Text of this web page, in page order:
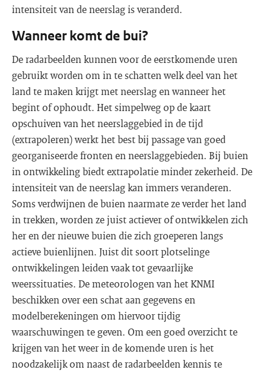
intensiteit van de neerslag is veranderd.
Wanneer komt de bui?
De radarbeelden kunnen voor de eerstkomende uren
gebruikt worden om in te schatten welk deel van het
land te maken krijgt met neerslag en wanneer het
begint of ophoudt. Het simpelweg op de kaart
opschuiven van het neerslaggebied in de tijd
(extrapoleren) werkt het best bij passage van goed
georganiseerde fronten en neerslaggebieden. Bij buien
in ontwikkeling biedt extrapolatie minder zekerheid. De
intensiteit van de neerslag kan immers veranderen.
Soms verdwijnen de buien naarmate ze verder het land
in trekken, worden ze juist actiever of ontwikkelen zich
her en der nieuwe buien die zich groeperen langs
actieve buienlijnen. Juist dit soort plotselinge
ontwikkelingen leiden vaak tot gevaarlijke
weerssituaties. De meteorologen van het KNMI
beschikken over een schat aan gegevens en
modelberekeningen om hiervoor tijdig
waarschuwingen te geven. Om een goed overzicht te
krijgen van het weer in de komende uren is het
noodzakelijk om naast de radarbeelden kennis te